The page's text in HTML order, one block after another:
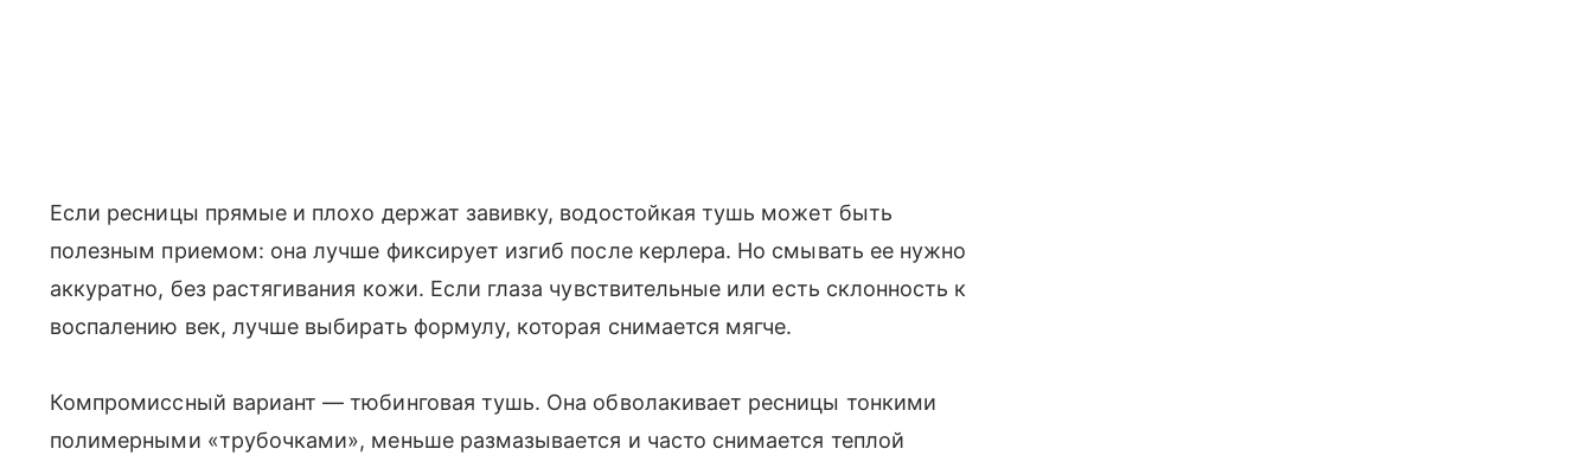
Если ресницы прямые и плохо держат завивку, водостойкая тушь может быть
полезным приемом: она лучше фиксирует изгиб после керлера. Но смывать ее нужно
аккуратно, без растягивания кожи. Если глаза чувствительные или есть склонность к
воспалению век, лучше выбирать формулу, которая снимается мягче.
Компромиссный вариант — тюбинговая тушь. Она обволакивает ресницы тонкими
полимерными «трубочками», меньше размазывается и часто снимается теплой